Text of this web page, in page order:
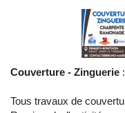
Couverture - Zinguerie
Tous travaux de